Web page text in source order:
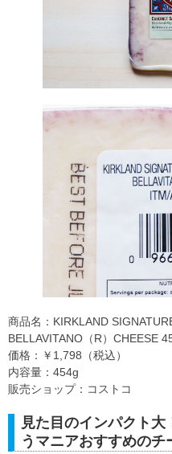
商品名：KIRKLAND
BELLAVITANO（R）CHEESE
価格：￥1,798（税込）
内容量：454g
販売ショップ：コストコ
見た目のインパクト
うマニアおすすめのチ